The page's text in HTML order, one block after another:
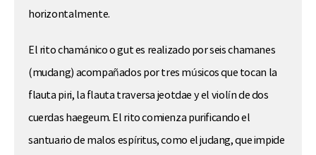
horizontalmente.
El rito chamánico o gut es realizado por seis chamanes
(mudang) acompañados por tres músicos que tocan la
flauta piri, la flauta traversa jeotdae y el violín de dos
cuerdas haegeum. El rito comienza purificando el
santuario de malos espíritus, como el judang, que impide